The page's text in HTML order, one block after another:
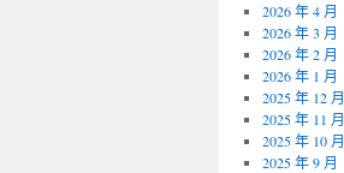
2026 年 4 月
2026 年 3 月
2026 年 2 月
2026 年 1 月
2025 年 12 月
2025 年 11 月
2025 年 10 月
2025 年 9 月